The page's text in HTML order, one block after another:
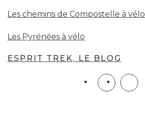
Les chemins de Compostelle à vélo
Les Pyrénées à vélo
ESPRIT TREK, LE BLOG